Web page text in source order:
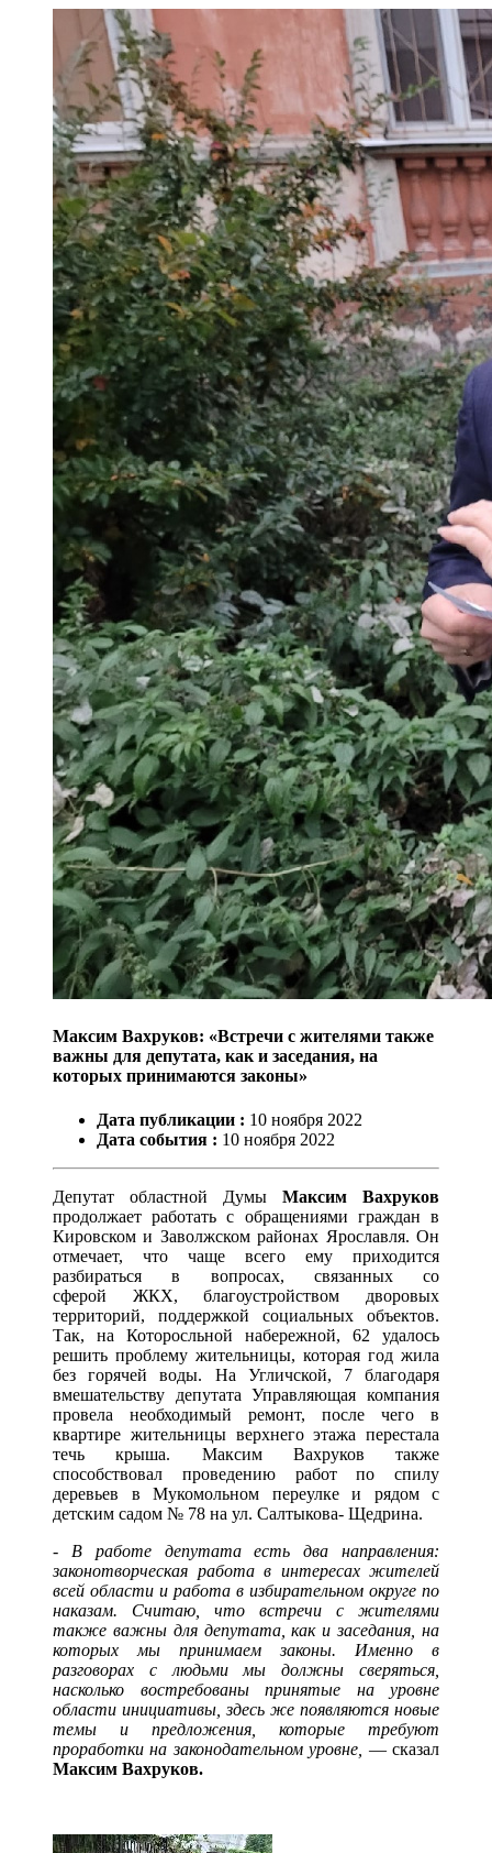
Максим Вахруков: «Встречи с жителями также
важны для депутата, как и заседания, на
которых принимаются законы»
Дата публикации : 10 ноября 2022
Дата события : 10 ноября 2022
Депутат областной Думы Максим Вахруков
продолжает работать с обращениями граждан в
Кировском и Заволжском районах Ярославля. Он
отмечает, что чаще всего ему приходится
разбираться в вопросах, связанных со
сферой ЖКХ, благоустройством дворовых
территорий, поддержкой социальных объектов.
Так, на Которосльной набережной, 62 удалось
решить проблему жительницы, которая год жила
без горячей воды. На Угличской, 7 благодаря
вмешательству депутата Управляющая компания
провела необходимый ремонт, после чего в
квартире жительницы верхнего этажа перестала
течь крыша. Максим Вахруков также
способствовал проведению работ по спилу
деревьев в Мукомольном переулке и рядом с
детским садом № 78 на ул. Салтыкова- Щедрина.
- В работе депутата есть два направления:
законотворческая работа в интересах жителей
всей области и работа в избирательном округе по
наказам. Считаю, что встречи с жителями
также важны для депутата, как и заседания, на
которых мы принимаем законы. Именно в
разговорах с людьми мы должны сверяться,
насколько востребованы принятые на уровне
области инициативы, здесь же появляются новые
темы и предложения, которые требуют
проработки на законодательном уровне, — сказал
Максим Вахруков.